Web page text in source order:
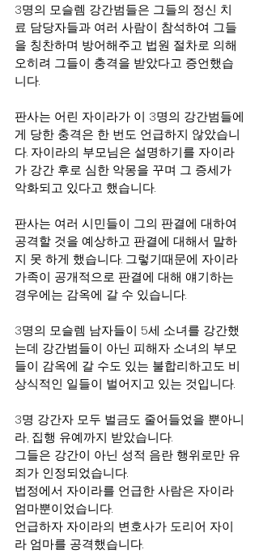
3명의 모슬렘 강간범들은 그들의 정신 치
료 담당자들과 여러 사람이 참석하여 그들
을 칭찬하며 방어해주고 법원 절차로 의해
오히려 그들이 충격을 받았다고 증언했습
니다.
판사는 어린 자이라가 이 3명의 강간범들에
게 당한 충격은 한 번도 언급하지 않았습니
다. 자이라의 부모님은 설명하기를 자이라
가 강간 후로 심한 악몽을 꾸며 그 증세가
악화되고 있다고 했습니다.
판사는 여러 시민들이 그의 판결에 대하여
공격할 것을 예상하고 판결에 대해서 말하
지 못 하게 했습니다. 그렇기때문에 자이라
가족이 공개적으로 판결에 대해 얘기하는
경우에는 감옥에 갈 수 있습니다.
3명의 모슬렘 남자들이 5세 소녀를 강간했
는데 강간범들이 아닌 피해자 소녀의 부모
들이 감옥에 갈 수도 있는 불합리하고도 비
상식적인 일들이 벌어지고 있는 것입니다.
3명 강간자 모두 벌금도 줄어들었을 뿐아니
라, 집행 유예까지 받았습니다.
그들은 강간이 아닌 성적 음란 행위로만 유
죄가 인정되었습니다.
법정에서 자이라를 언급한 사람은 자이라
엄마뿐이었습니다.
언급하자 자이라의 변호사가 도리어 자이
라 엄마를 공격했습니다.